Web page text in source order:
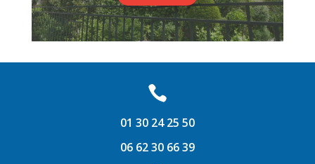

01 30 24 25 50
06 62 30 66 39